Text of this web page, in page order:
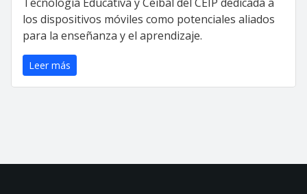
los dispositivos móviles como potenciales aliados
para la enseñanza y el aprendizaje.
Leer más